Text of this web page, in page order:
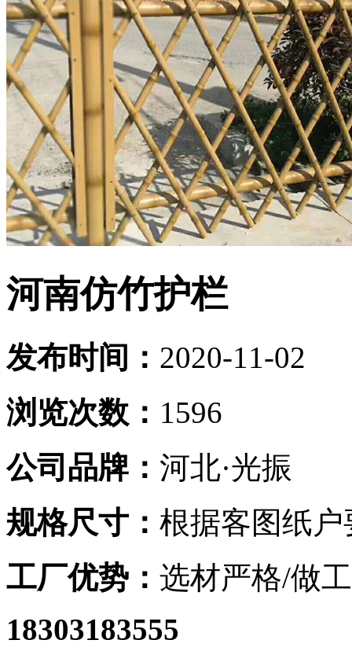
河南仿竹护栏
发布时间： 2020-11-02
浏览次数： 1596
公司品牌： 河北·光振
规格尺寸： 根据客图纸
工厂优势： 选材严格/做
18303183555